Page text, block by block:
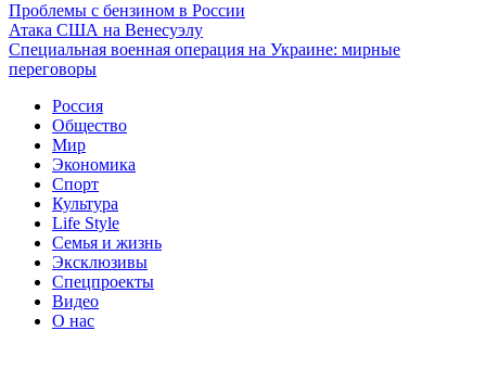
Проблемы с бензином в России
Атака США на Венесуэлу
Специальная военная операция на Украине: мирные
переговоры
Россия
Общество
Мир
Экономика
Спорт
Культура
Life Style
Семья и жизнь
Эксклюзивы
Спецпроекты
Видео
О нас